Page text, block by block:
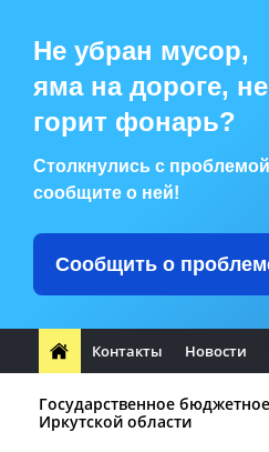
Не убран мусор,
яма на дороге, не
горит фонарь?
Столкнулись с
сообщите о ней!
Сообщить о
Контакты Новости
Государственное
Иркутской области